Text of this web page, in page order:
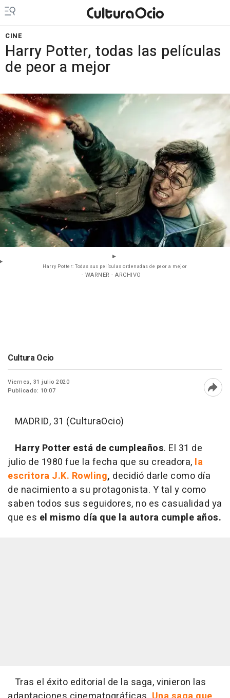
CINE
Harry Potter, todas las películas
de peor a mejor
Harry Potter: Todas sus películas ordenadas de peor a mejor
- WARNER - ARCHIVO
Cultura Ocio
Viernes, 31 julio 2020
Publicado: 10:07
MADRID, 31 (CulturaOcio)
Harry Potter está de cumpleaños. El 31 de
julio de 1980 fue la fecha que su creadora, la
escritora J.K. Rowling, decidió darle como día
de nacimiento a su protagonista. Y tal y como
saben todos sus seguidores, no es casualidad ya
que es el mismo día que la autora cumple años.
Tras el éxito editorial de la saga, vinieron las